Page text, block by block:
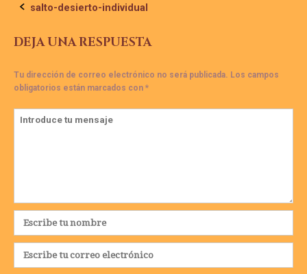
Navegación
de
la
entrada
salto-desierto-individual
DEJA UNA RESPUESTA
Tu dirección de correo electrónico no será publicada. Los campos
obligatorios están marcados con *
Comentario
Nombre
*
Correo
electrónico